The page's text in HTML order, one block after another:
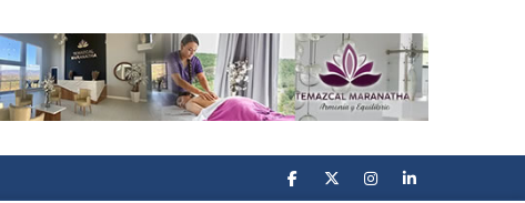
facebook
twitterinstagram
linkedin